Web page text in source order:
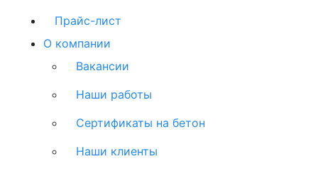
Прайс-лист
О компании
Вакансии
Наши работы
Сертификаты на бетон
Наши клиенты